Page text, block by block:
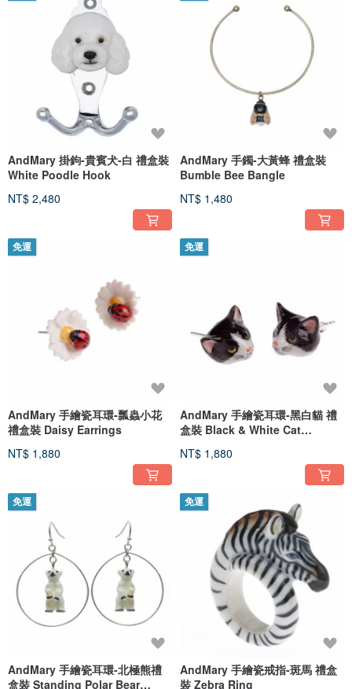
AndMary 掛鉤-貴賓犬-白 禮盒裝
White Poodle Hook
NT$ 2,480
AndMary 手鐲-大黃蜂 禮盒裝
Bumble Bee Bangle
NT$ 1,480
免運
AndMary 手繪瓷耳環-瓢蟲小花
禮盒裝 Daisy Earrings
NT$ 1,880
免運
AndMary 手繪瓷耳環-黑白貓 禮
盒裝 Black & White Cat
NT$ 1,880
免運
AndMary 手繪瓷耳環-北極熊禮
盒裝 Standing Polar Bear
免運
AndMary 手繪瓷戒指-斑馬 禮盒
裝 Zebra Ring